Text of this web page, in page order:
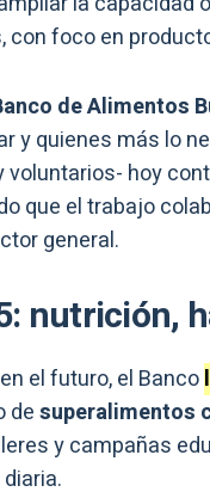
con foco en
de Alimentos
y quienes más lo
voluntarios- hoy
que el trabajo
general.
nutrición,
el futuro, el Banco
desuperalimentos
y campañas